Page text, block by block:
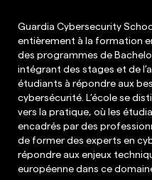
Guardia Cybersecurity
entièrement à la formation
des programmes de
intégrant des stages et de
étudiants à répondre aux
cybersécurité. L’école se
vers la pratique, où les
encadrés par des
de former des experts en
répondre aux enjeux
européenne dans ce